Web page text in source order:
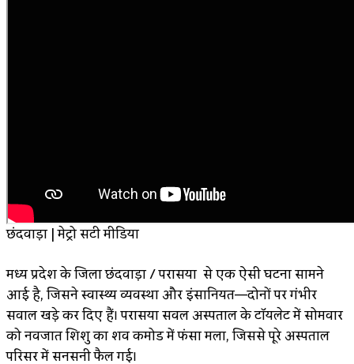
छिंदवाड़ा | मेट्रो सिटी मीडिया
मध्य प्रदेश के जिला छिंदवाड़ा / परासिया से एक ऐसी घटना सामने
आई है, जिसने स्वास्थ्य व्यवस्था और इंसानियत—दोनों पर गंभीर
सवाल खड़े कर दिए हैं। परासिया सिविल अस्पताल के टॉयलेट में सोमवार
को नवजात शिशु का शव कमोड में फंसा मिला, जिससे पूरे अस्पताल
परिसर में सनसनी फैल गई।